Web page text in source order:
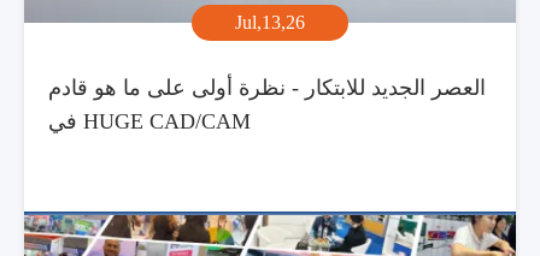
Jul,13,26
العصر الجديد للابتكار - نظرة أولى على ما هو قادم
في HUGE CAD/CAM